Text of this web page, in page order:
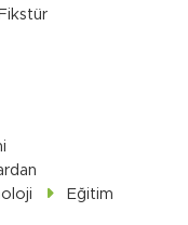
Eğitim